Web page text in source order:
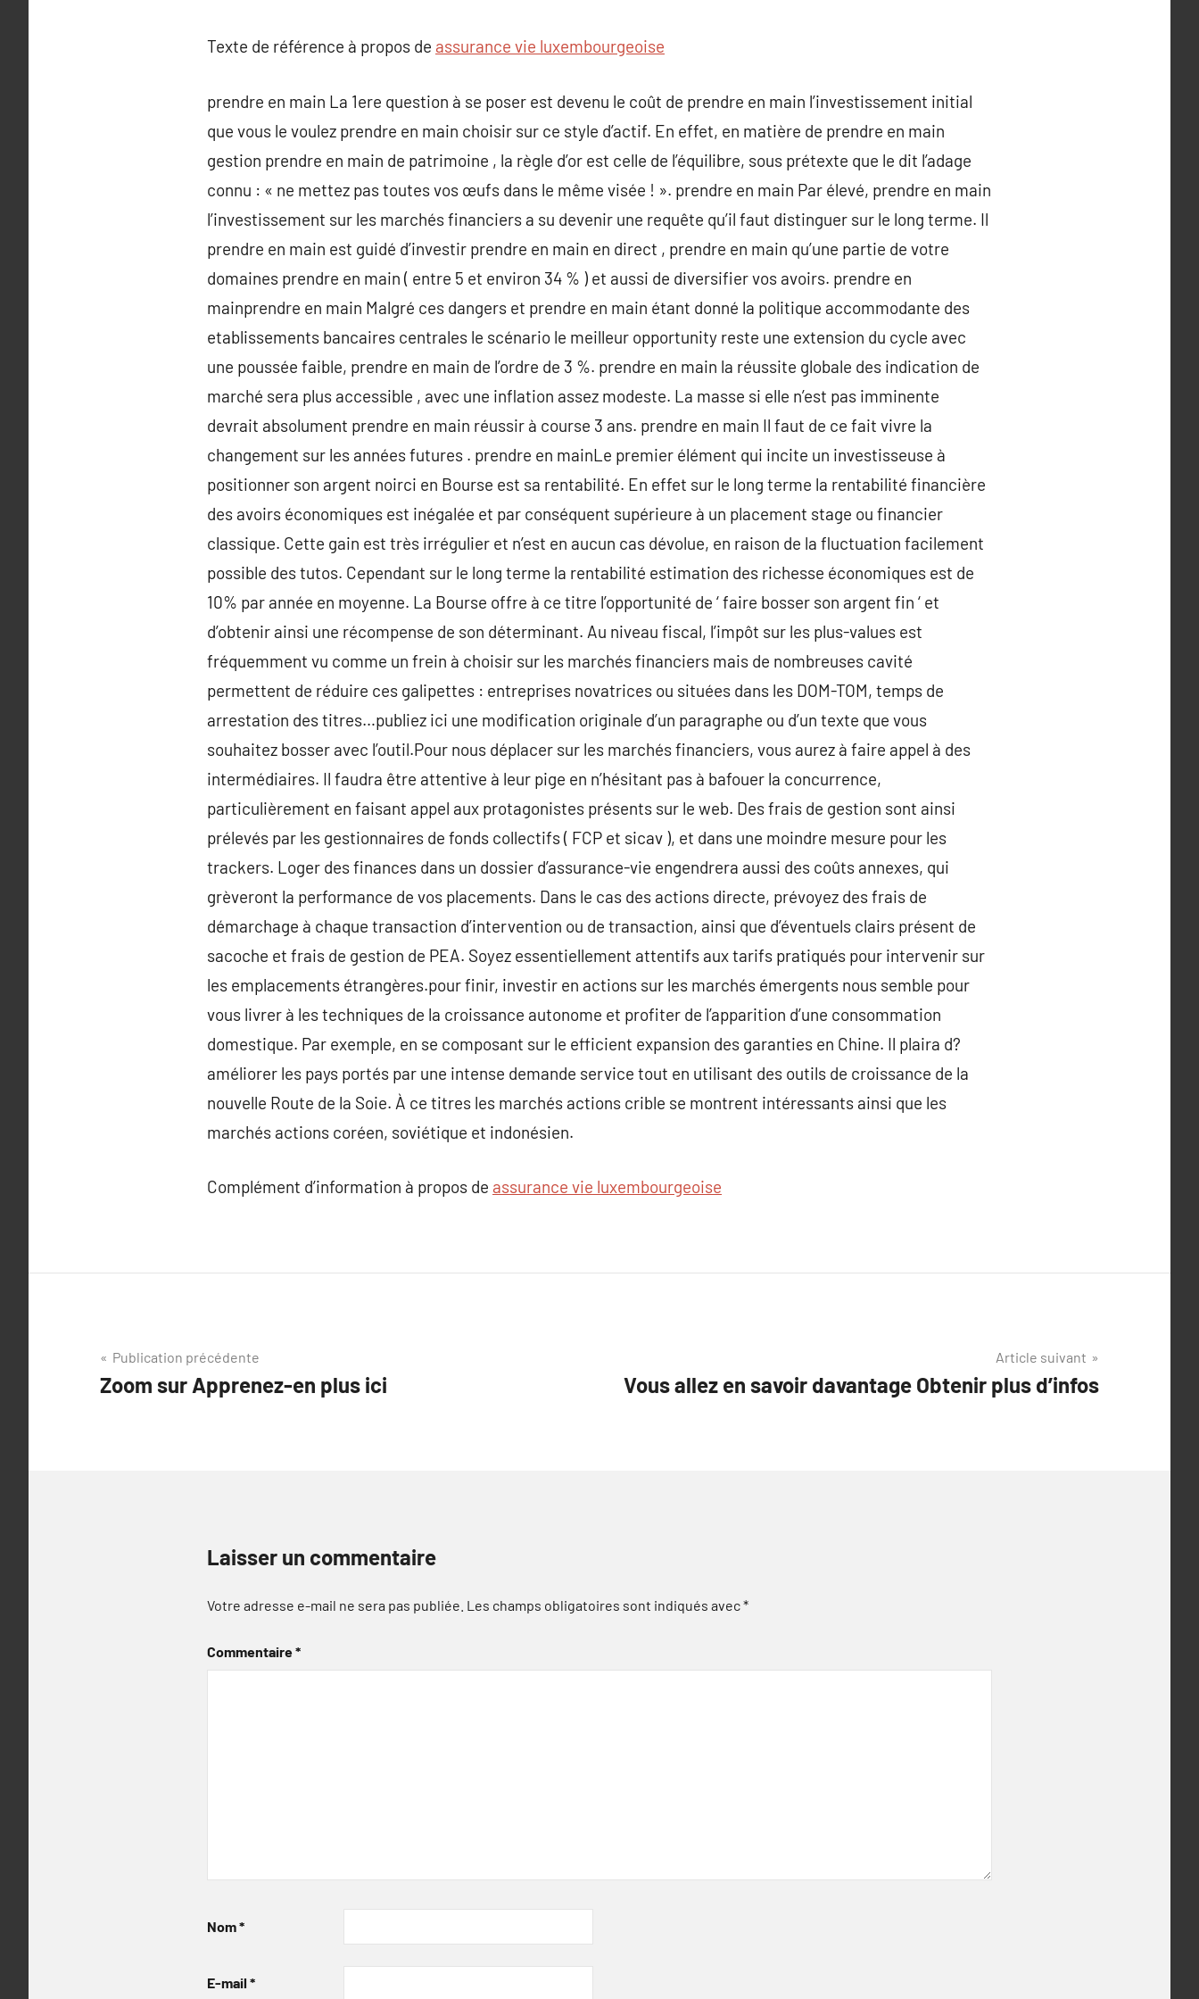
Texte de référence à propos de assurance vie luxembourgeoise
prendre en main La 1ere question à se poser est devenu le coût de prendre en main l’investissement initial
que vous le voulez prendre en main choisir sur ce style d’actif. En effet, en matière de prendre en main
gestion prendre en main de patrimoine , la règle d’or est celle de l’équilibre, sous prétexte que le dit l’adage
connu : « ne mettez pas toutes vos œufs dans le même visée ! ». prendre en main Par élevé, prendre en main
l’investissement sur les marchés financiers a su devenir une requête qu’il faut distinguer sur le long terme. Il
prendre en main est guidé d’investir prendre en main en direct , prendre en main qu’une partie de votre
domaines prendre en main ( entre 5 et environ 34 % ) et aussi de diversifier vos avoirs. prendre en
mainprendre en main Malgré ces dangers et prendre en main étant donné la politique accommodante des
etablissements bancaires centrales le scénario le meilleur opportunity reste une extension du cycle avec
une poussée faible, prendre en main de l’ordre de 3 %. prendre en main la réussite globale des indication de
marché sera plus accessible , avec une inflation assez modeste. La masse si elle n’est pas imminente
devrait absolument prendre en main réussir à course 3 ans. prendre en main Il faut de ce fait vivre la
changement sur les années futures . prendre en mainLe premier élément qui incite un investisseuse à
positionner son argent noirci en Bourse est sa rentabilité. En effet sur le long terme la rentabilité financière
des avoirs économiques est inégalée et par conséquent supérieure à un placement stage ou financier
classique. Cette gain est très irrégulier et n’est en aucun cas dévolue, en raison de la fluctuation facilement
possible des tutos. Cependant sur le long terme la rentabilité estimation des richesse économiques est de
10% par année en moyenne. La Bourse offre à ce titre l’opportunité de ‘ faire bosser son argent fin ‘ et
d’obtenir ainsi une récompense de son déterminant. Au niveau fiscal, l’impôt sur les plus-values est
fréquemment vu comme un frein à choisir sur les marchés financiers mais de nombreuses cavité
permettent de réduire ces galipettes : entreprises novatrices ou situées dans les DOM-TOM, temps de
arrestation des titres…publiez ici une modification originale d’un paragraphe ou d’un texte que vous
souhaitez bosser avec l’outil.Pour nous déplacer sur les marchés financiers, vous aurez à faire appel à des
intermédiaires. Il faudra être attentive à leur pige en n’hésitant pas à bafouer la concurrence,
particulièrement en faisant appel aux protagonistes présents sur le web. Des frais de gestion sont ainsi
prélevés par les gestionnaires de fonds collectifs ( FCP et sicav ), et dans une moindre mesure pour les
trackers. Loger des finances dans un dossier d’assurance-vie engendrera aussi des coûts annexes, qui
grèveront la performance de vos placements. Dans le cas des actions directe, prévoyez des frais de
démarchage à chaque transaction d’intervention ou de transaction, ainsi que d’éventuels clairs présent de
sacoche et frais de gestion de PEA. Soyez essentiellement attentifs aux tarifs pratiqués pour intervenir sur
les emplacements étrangères.pour finir, investir en actions sur les marchés émergents nous semble pour
vous livrer à les techniques de la croissance autonome et profiter de l’apparition d’une consommation
domestique. Par exemple, en se composant sur le efficient expansion des garanties en Chine. Il plaira d?
améliorer les pays portés par une intense demande service tout en utilisant des outils de croissance de la
nouvelle Route de la Soie. À ce titres les marchés actions crible se montrent intéressants ainsi que les
marchés actions coréen, soviétique et indonésien.
Complément d’information à propos de assurance vie luxembourgeoise
Navigation
de
Publication précédente
Zoom sur Apprenez-en plus ici
Article suivant
Vous allez en savoir davantage Obtenir plus d’infos
Laisser un commentaire
Votre adresse e-mail ne sera pas publiée. Les champs obligatoires sont indiqués avec*
Commentaire*
Nom*
E-mail *